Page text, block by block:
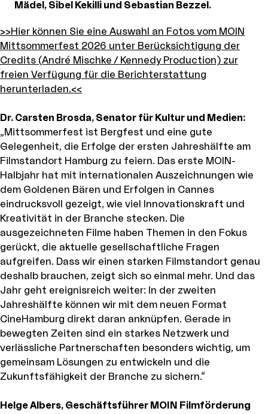
Mädel, Sibel Kekilli und Sebastian Bezzel.
>>Hier können Sie eine Auswahl an Fotos vom MOIN
Mittsommerfest 2026 unter Berücksichtigung der
Credits (André Mischke / Kennedy Production) zur
freien Verfügung für die Berichterstattung
herunterladen.<<
Dr. Carsten Brosda, Senator für Kultur und Medien:
„Mittsommerfest ist Bergfest und eine gute
Gelegenheit, die Erfolge der ersten Jahreshälfte am
Filmstandort Hamburg zu feiern. Das erste MOIN-
Halbjahr hat mit internationalen Auszeichnungen wie
dem Goldenen Bären und Erfolgen in Cannes
eindrucksvoll gezeigt, wie viel Innovationskraft und
Kreativität in der Branche stecken. Die
ausgezeichneten Filme haben Themen in den Fokus
gerückt, die aktuelle gesellschaftliche Fragen
aufgreifen. Dass wir einen starken Filmstandort genau
deshalb brauchen, zeigt sich so einmal mehr. Und das
Jahr geht ereignisreich weiter: In der zweiten
Jahreshälfte können wir mit dem neuen Format
CineHamburg direkt daran anknüpfen. Gerade in
bewegten Zeiten sind ein starkes Netzwerk und
verlässliche Partnerschaften besonders wichtig, um
gemeinsam Lösungen zu entwickeln und die
Zukunftsfähigkeit der Branche zu sichern.“
Helge Albers, Geschäftsführer MOIN Filmförderung